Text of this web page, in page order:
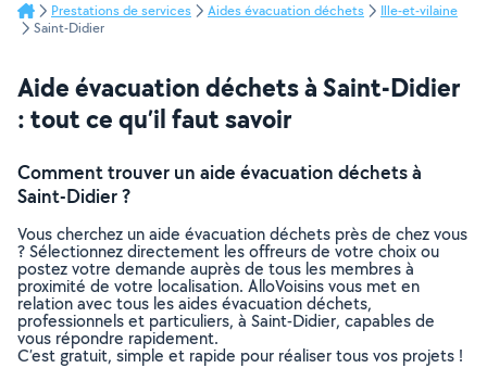
Prestations de services Aides évacuation déchets
Ille-et-vilaine
Saint-Didier
Aide évacuation déchets à Saint-Didier
: tout ce qu’il faut savoir
Comment trouver un aide évacuation déchets à
Saint-Didier ?
Vous cherchez un aide évacuation déchets près de chez vous
? Sélectionnez directement les offreurs de votre choix ou
postez votre demande auprès de tous les membres à
proximité de votre localisation. AlloVoisins vous met en
relation avec tous les aides évacuation déchets,
professionnels et particuliers, à Saint-Didier, capables de
vous répondre rapidement.
C’est gratuit, simple et rapide pour réaliser tous vos projets !